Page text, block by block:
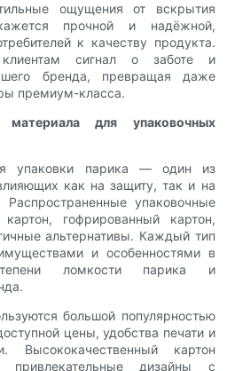
ощущения от вскрытия
прочной и надёжной,
к качеству продукта.
сигнал о заботе и
бренда, превращая даже
премиум-класса.
материала для упаковочных
упаковки парика — один из
как на защиту, так и на
упаковочные
гофрированный картон,
альтернативы. Каждый тип
и особенностями в
ломкости парика и
большой популярностью
цены, удобства печати и
Высококачественный картон
привлекательные дизайны с